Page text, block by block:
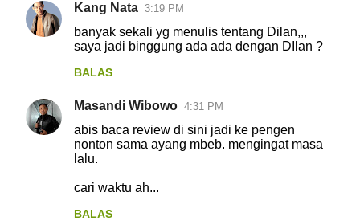
Kang Nata 3:19 PM
banyak sekali yg menulis tentang Dilan,,,
saya jadi binggung ada ada dengan DIlan ?
BALAS
Masandi Wibowo 4:31 PM
abis baca review di sini jadi ke pengen
nonton sama ayang mbeb. mengingat masa
lalu.
cari waktu ah...
BALAS